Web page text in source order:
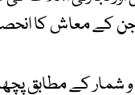
کے معاش کا